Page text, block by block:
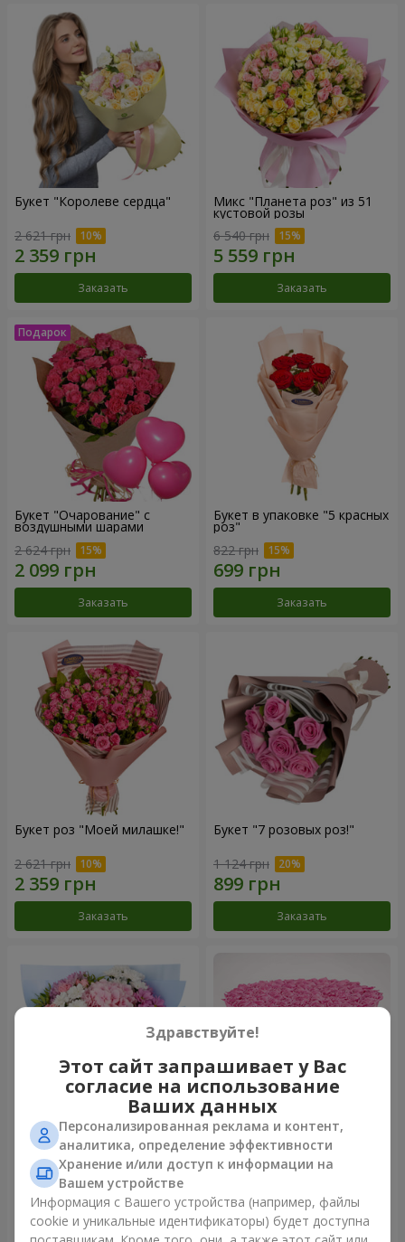
Букет "Королеве сердца"
2 621 грн
Заказать
Микс "Планета роз" из 51
кустовой розы
6 540 грн
Заказать
Букет "Очарование" с
воздушными шарами
2 624 грн
Заказать
Букет в упаковке "5 красных
роз"
822 грн
Заказать
Букет роз "Моей милашке!"
2 621 грн
Заказать
Букет "7 розовых роз!"
1 124 грн
Заказать
Романтический букет
"Небеса"
1 999 грн
Заказать
Цветы в коробке "101
розовая роза"
Заказать
Здравствуйте!
Этот сайт запрашивает у Вас
согласие на использование
Ваших данных
Персонализированная реклама и контент,
аналитика, определение эффективности
Хранение и/или доступ к информации на
Вашем устройстве
Информация с Вашего устройства (например, файлы
cookie и уникальные идентификаторы) будет доступна